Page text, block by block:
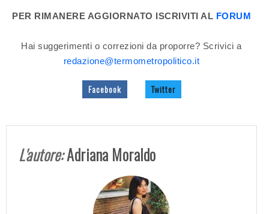
PER RIMANERE AGGIORNATO ISCRIVITI AL FORUM
Hai suggerimenti o correzioni da proporre? Scrivici a
redazione@termometropolitico.it
Facebook Twitter
L'autore:Adriana Moraldo